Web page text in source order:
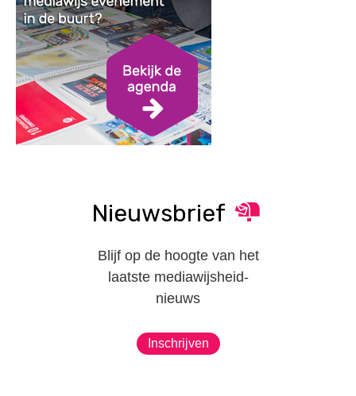
Nieuwsbrief
Blijf op de hoogte van het
laatste mediawijsheid-
nieuws
Inschrijven